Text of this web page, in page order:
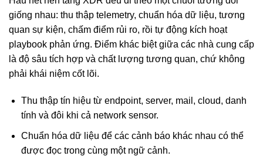
giống nhau: thu thập telemetry, chuẩn hóa dữ liệu, tương
quan sự kiện, chấm điểm rủi ro, rồi tự động kích hoạt
playbook phản ứng. Điểm khác biệt giữa các nhà cung cấp
là độ sâu tích hợp và chất lượng tương quan, chứ không
phải khái niệm cốt lõi.
Thu thập tín hiệu từ endpoint, server, mail, cloud, danh
tính và đôi khi cả network sensor.
Chuẩn hóa dữ liệu để các cảnh báo khác nhau có thể
được đọc trong cùng một ngữ cảnh.